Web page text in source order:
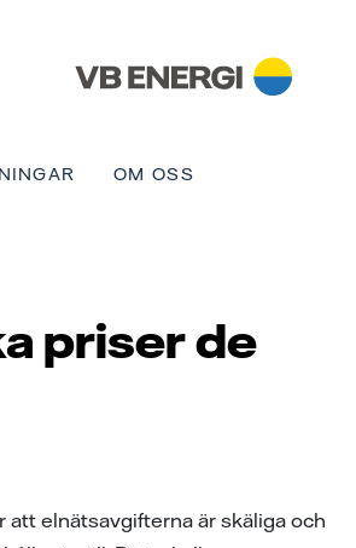
OM OSS
priser de
elnätsavgifterna är skäliga och